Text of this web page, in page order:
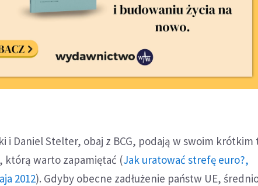
i Daniel Stelter, obaj z BCG, podają w swoim krótkim
którą warto zapamiętać (Jak uratować strefę euro?,
2012). Gdyby obecne zadłużenie państw UE,